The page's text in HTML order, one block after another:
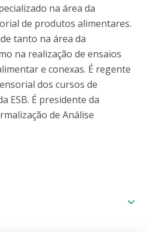
na área da
de produtos alimentares.
tanto na área da
na realização de ensaios
e conexas. É regente
dos cursos de
ESB. É presidente da
de Análise